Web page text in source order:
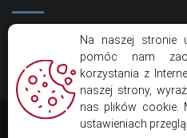
Eko Centrum
Copyright ©
Na naszej stronie
pomóc nam
korzystania z
naszej strony,
nas plików cookie.
ustawieniach